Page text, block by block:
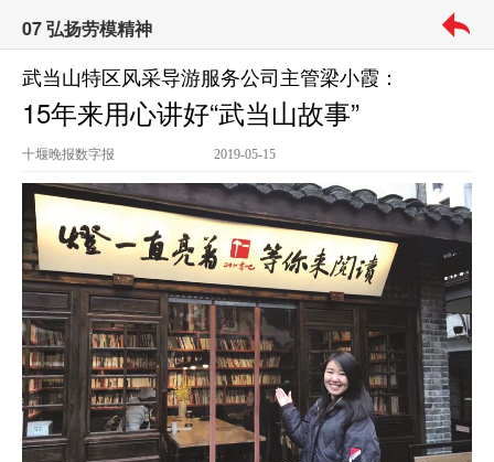
07 弘扬劳模精神
武当山特区风采导游服务公司主管梁小霞：
15年来用心讲好“武当山故事”
十堰晚报数字报 2019-05-15